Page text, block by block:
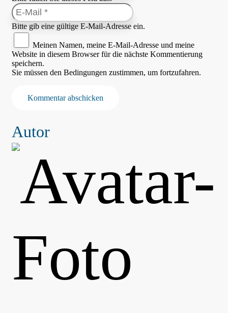
Bitte gib eine gültige E-Mail-Adresse ein.
Meinen Namen, meine E-Mail-Adresse und meine
Website in diesem Browser für die nächste Kommentierung
speichern.
Sie müssen den Bedingungen zustimmen, um fortzufahren.
Kommentar abschicken
Autor